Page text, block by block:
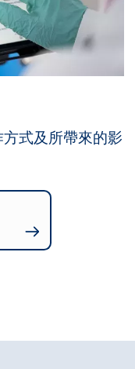
式及所帶來的影